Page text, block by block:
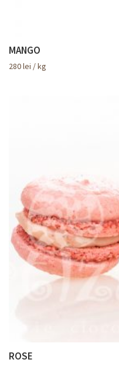
MANGO
280lei / kg
ROSE